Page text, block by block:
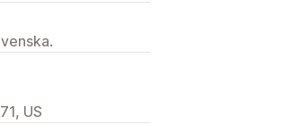
US